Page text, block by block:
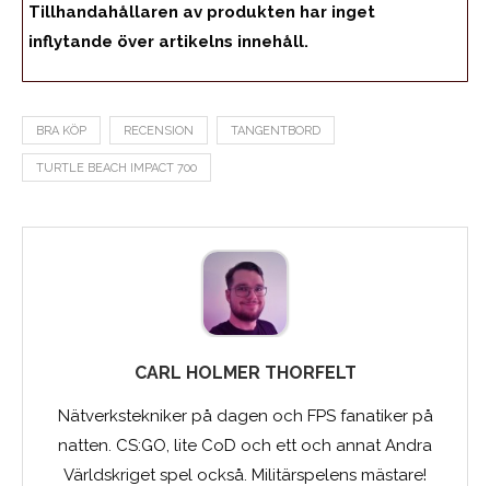
Tillhandahållaren av produkten har inget
inflytande över artikelns innehåll.
BRA KÖP RECENSION TANGENTBORD
TURTLE BEACH IMPACT 700
CARL HOLMER THORFELT
Nätverkstekniker på dagen och FPS fanatiker på
natten. CS:GO, lite CoD och ett och annat Andra
Världskriget spel också. Militärspelens mästare!